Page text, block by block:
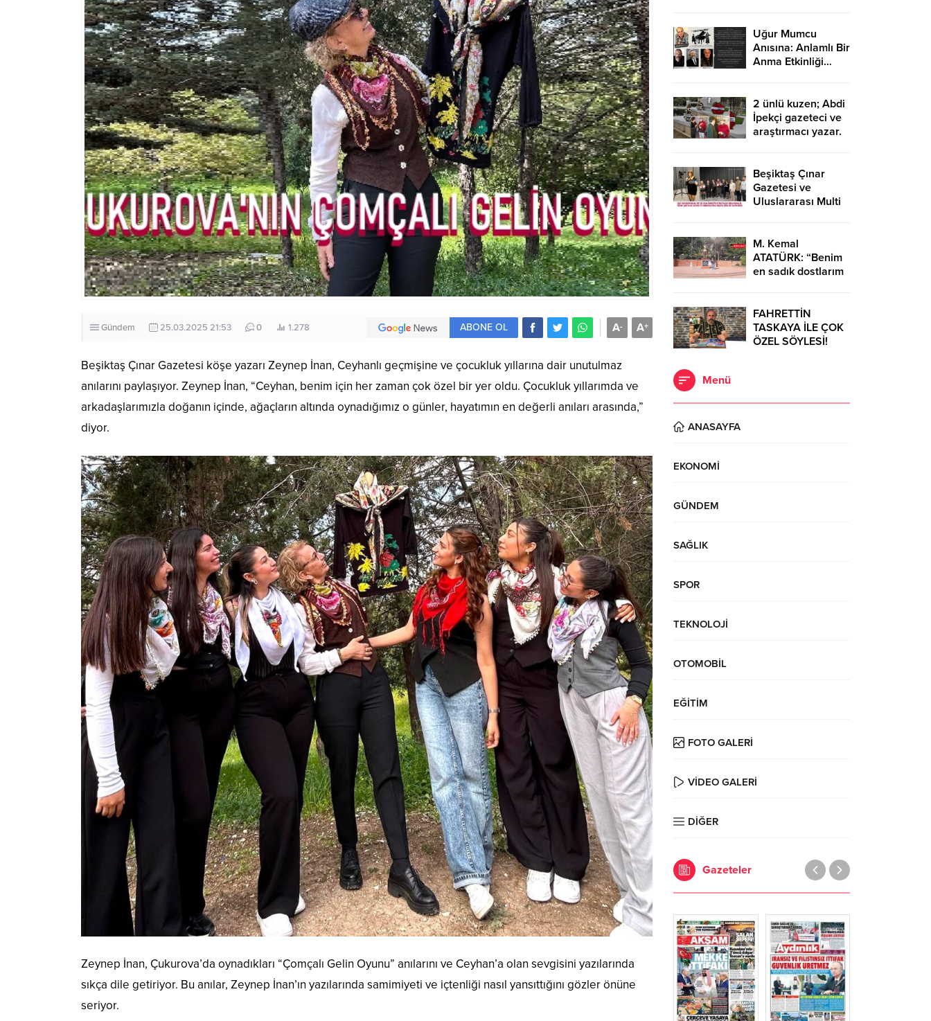
Gündem 25.03.2025 21:53 0 1.278 A+
A-
ABONE OL
Beşiktaş Çınar Gazetesi köşe yazarı Zeynep İnan, Ceyhanlı geçmişine ve çocukluk yıllarına dair unutulmaz
anılarını paylaşıyor. Zeynep İnan, “Ceyhan, benim için her zaman çok özel bir yer oldu. Çocukluk yıllarımda ve
arkadaşlarımızla doğanın içinde, ağaçların altında oynadığımız o günler, hayatımın en değerli anıları arasında,”
diyor.
Zeynep İnan, Çukurova’da oynadıkları “Çomçalı Gelin Oyunu” anılarını ve Ceyhan’a olan sevgisini yazılarında
sıkça dile getiriyor. Bu anılar, Zeynep İnan’ın yazılarında samimiyeti ve içtenliği nasıl yansıttığını gözler önüne
seriyor.
Aşıyor…
Uğur Mumcu
Anısına: Anlamlı Bir
Anma Etkinliği…
2 ünlü kuzen; Abdi
İpekçi gazeteci ve
araştırmacı yazar.
İpekçi…
Beşiktaş Çınar
Gazetesi ve
Uluslararası Multi
ve Sanata Büyük
Onur…
M. Kemal
ATATÜRK: “Benim
en sadık dostlarım
FAHRETTİN
TASKAYA İLE ÇOK
ÖZEL SÖYLESİ!
Menü
ANASAYFA
EKONOMİ
GÜNDEM
SAĞLIK
SPOR
TEKNOLOJİ
OTOMOBİL
EĞİTİM
FOTO GALERİ
VİDEO GALERİ
DİĞER
Gazeteler